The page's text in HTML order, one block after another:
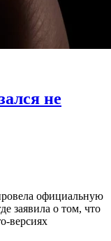
не
официальную
заявила о том, что
версиях